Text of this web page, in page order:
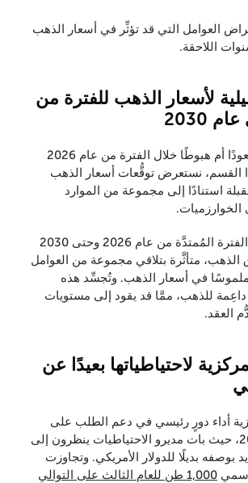
العوامل التي قد تؤثِّر في أسعار الذهب
لأسعار الذهب للفترة من
هل سيتِّجه الذهب صعودًا أم هبوطًا خلال الفترة من عام 2026
في هذا القسم، نستعرض توقُّعات أسعار الذهب
استنادًا إلى مجموعة من الموارد
الخوارزميات.
من المُرجَّح أن تكون الفترة المُمتدَّة من عام 2026 وحتى 2030
الذهب، متأثَّرة بتلاقي مجموعة من العوامل
ملموسًا في أسعار الذهب. وتُجسِّد هذه
داعِمة للذهب، ممَّا قد يقود إلى مستويات
العقد.
لاحتياطياتها بعيدًا عن
أداء دورٍ رئيسي في دعم الطلب على
الذهب حتى عام 2025، حيث بات مديرو الاحتياطيات ينظرون إلى
بوصفه بديلًا للدولار الأمريكي. وتجاوزت
1,000 طن للعام الثالث على التوالي